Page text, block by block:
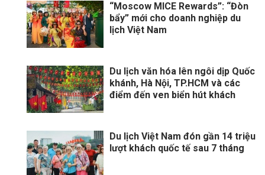
“Moscow MICE Rewards”: “Đòn
bẩy” mới cho doanh nghiệp du
lịch Việt Nam
Du lịch văn hóa lên ngôi dịp Quốc
khánh, Hà Nội, TP.HCM và các
điểm đến ven biển hút khách
Du lịch Việt Nam đón gần 14 triệu
lượt khách quốc tế sau 7 tháng